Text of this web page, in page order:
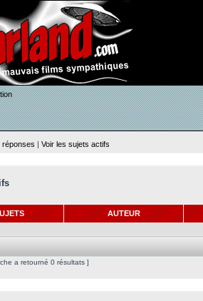
réponses | Voir les sujets actifs
AUTEUR
a retourné 0 résultats ]